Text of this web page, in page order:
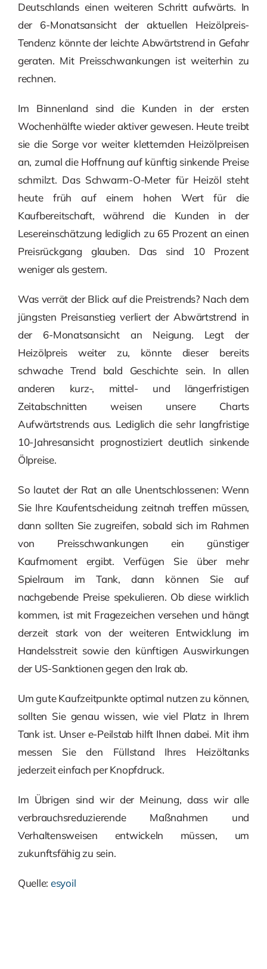
Deutschlands einen weiteren Schritt aufwärts. In
der 6-Monatsansicht der aktuellen Heizölpreis-
Tendenz könnte der leichte Abwärtstrend in Gefahr
geraten. Mit Preisschwankungen ist weiterhin zu
rechnen.
Im Binnenland sind die Kunden in der ersten
Wochenhälfte wieder aktiver gewesen. Heute treibt
sie die Sorge vor weiter kletternden Heizölpreisen
an, zumal die Hoffnung auf künftig sinkende Preise
schmilzt. Das Schwarm-O-Meter für Heizöl steht
heute früh auf einem hohen Wert für die
Kaufbereitschaft, während die Kunden in der
Lesereinschätzung lediglich zu 65 Prozent an einen
Preisrückgang glauben. Das sind 10 Prozent
weniger als gestern.
Was verrät der Blick auf die Preistrends? Nach dem
jüngsten Preisanstieg verliert der Abwärtstrend in
der 6-Monatsansicht an Neigung. Legt der
Heizölpreis weiter zu, könnte dieser bereits
schwache Trend bald Geschichte sein. In allen
anderen kurz-, mittel- und längerfristigen
Zeitabschnitten weisen unsere Charts
Aufwärtstrends aus. Lediglich die sehr langfristige
10-Jahresansicht prognostiziert deutlich sinkende
Ölpreise.
So lautet der Rat an alle Unentschlossenen: Wenn
Sie Ihre Kaufentscheidung zeitnah treffen müssen,
dann sollten Sie zugreifen, sobald sich im Rahmen
von Preisschwankungen ein günstiger
Kaufmoment ergibt. Verfügen Sie über mehr
Spielraum im Tank, dann können Sie auf
nachgebende Preise spekulieren. Ob diese wirklich
kommen, ist mit Fragezeichen versehen und hängt
derzeit stark von der weiteren Entwicklung im
Handelsstreit sowie den künftigen Auswirkungen
der US-Sanktionen gegen den Irak ab.
Um gute Kaufzeitpunkte optimal nutzen zu können,
sollten Sie genau wissen, wie viel Platz in Ihrem
Tank ist. Unser e-Peilstab hilft Ihnen dabei. Mit ihm
messen Sie den Füllstand Ihres Heizöltanks
jederzeit einfach per Knopfdruck.
Im Übrigen sind wir der Meinung, dass wir alle
verbrauchsreduzierende Maßnahmen und
Verhaltensweisen entwickeln müssen, um
zukunftsfähig zu sein.
Quelle: esyoil